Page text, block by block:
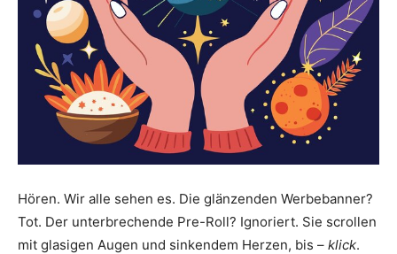
Hören. Wir alle sehen es. Die glänzenden Werbebanner?
Tot. Der unterbrechende Pre-Roll? Ignoriert. Sie scrollen
mit glasigen Augen und sinkendem Herzen, bis – klick.